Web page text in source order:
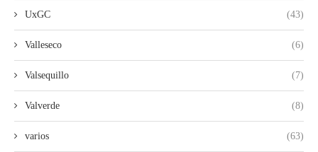
UxGC (43)
Valleseco (6)
Valsequillo (7)
Valverde (8)
varios (63)